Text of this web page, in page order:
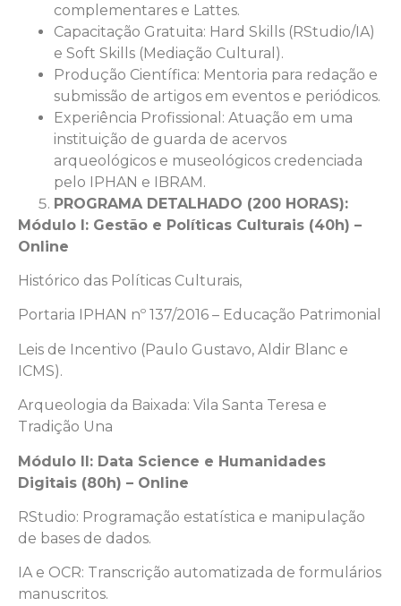
complementares e Lattes.
Capacitação Gratuita: Hard Skills (RStudio/IA)
e Soft Skills (Mediação Cultural).
Produção Científica: Mentoria para redação e
submissão de artigos em eventos e periódicos.
Experiência Profissional: Atuação em uma
instituição de guarda de acervos
arqueológicos e museológicos credenciada
pelo IPHAN e IBRAM.
PROGRAMA DETALHADO (200 HORAS):
Módulo I: Gestão e Políticas Culturais (40h) –
Online
Histórico das Políticas Culturais,
Portaria IPHAN nº 137/2016 – Educação Patrimonial
Leis de Incentivo (Paulo Gustavo, Aldir Blanc e
ICMS).
Arqueologia da Baixada: Vila Santa Teresa e
Tradição Una
Módulo II: Data Science e Humanidades
Digitais (80h) – Online
RStudio: Programação estatística e manipulação
de bases de dados.
IA e OCR: Transcrição automatizada de formulários
manuscritos.